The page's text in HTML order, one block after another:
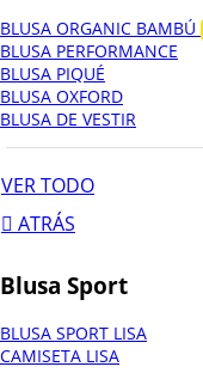
BLUSA ORGANIC BAMBÚ
BLUSA PERFORMANCE
BLUSA PIQUÉ
BLUSA OXFORD
BLUSA DE VESTIR
VER TODO
ATRÁS
Blusa Sport
BLUSA SPORT LISA
CAMISETA LISA